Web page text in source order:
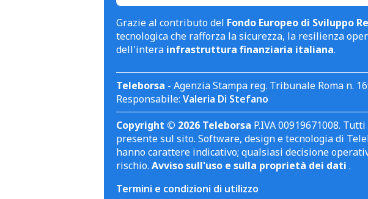
Grazie al contributo del Fondo Europeo di Sviluppo
tecnologica che rafforza la sicurezza, la resilienza
dell'intera infrastruttura finanziaria italiana.
Teleborsa - Agenzia Stampa reg. Tribunale Roma n.
Responsabile: Valeria Di Stefano
Copyright © 2026 Teleborsa P.IVA 00919671008.
presente sul sito. Software, design e tecnologia di
hanno carattere indicativo; qualsiasi decisione
rischio. Avviso sull'uso e sulla proprietà dei dati .
Termini e condizioni di utilizzo